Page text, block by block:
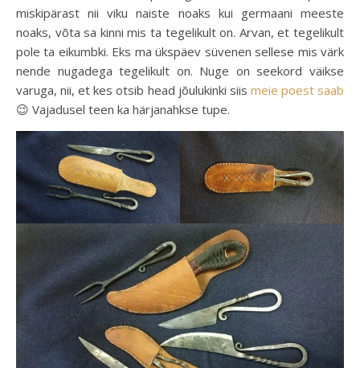
miskipärast nii viku naiste noaks kui germaani meeste
noaks, võta sa kinni mis ta tegelikult on. Arvan, et tegelikult
pole ta eikumbki. Eks ma ükspäev süvenen sellese mis värk
nende nugadega tegelikult on. Nuge on seekord väikse
varuga, nii, et kes otsib head jõulukinki siis meie poest saab
😉 Vajadusel teen ka härjanahkse tupe.